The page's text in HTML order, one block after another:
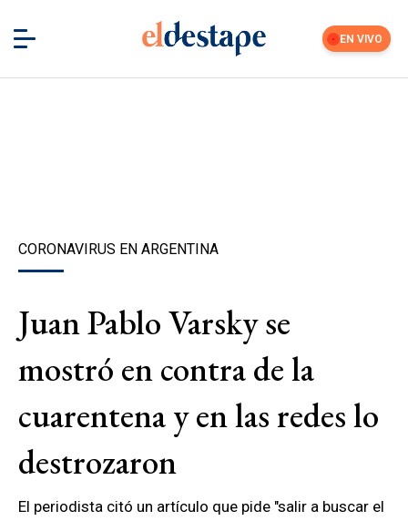
EN VIVO
CORONAVIRUS EN ARGENTINA
Juan Pablo Varsky se
mostró en contra de la
cuarentena y en las redes lo
destrozaron
El periodista citó un artículo que pide "salir a buscar el